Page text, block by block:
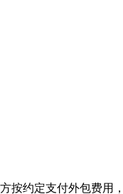
约定支付外包费用